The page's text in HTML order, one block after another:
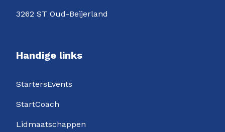
3262 ST Oud-Beijerland
Handige links
StartersEvents
StartCoach
Lidmaatschappen